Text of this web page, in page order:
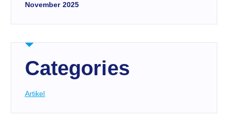
November 2025
Categories
Artikel